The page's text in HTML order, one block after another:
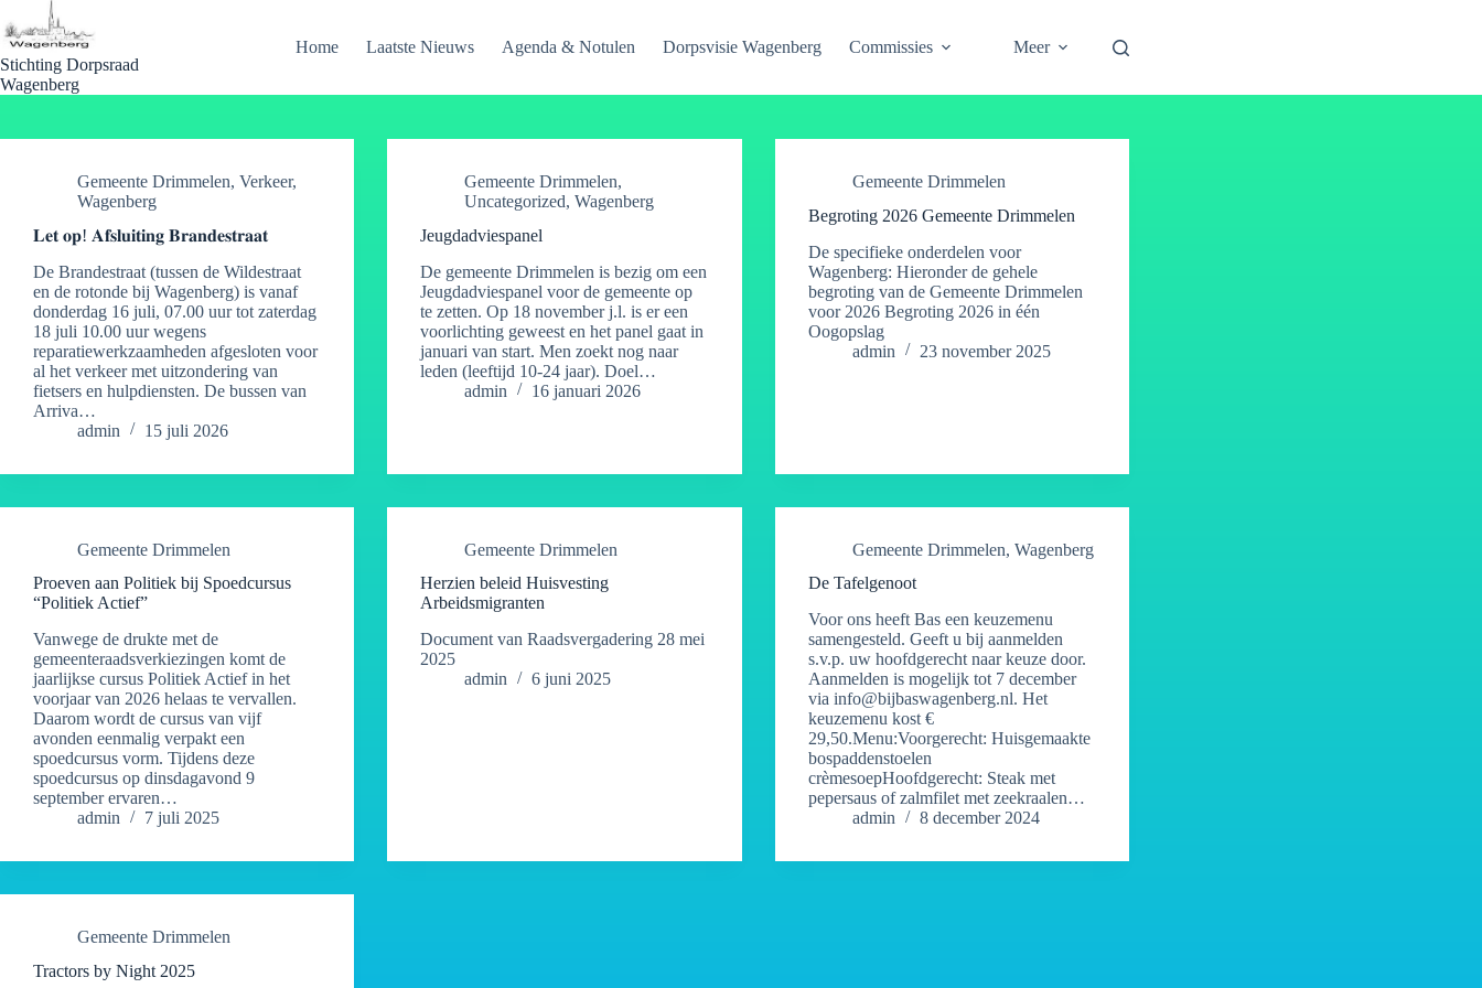
naar
de
inhoud
Stichting Dorpsraad
Wagenberg
Home Laatste Nieuws Agenda & Notulen Dorpsvisie Wagenberg Commissies Meer
Gemeente Drimmelen, Verkeer,
Wagenberg
𝐋𝐞𝐭 𝐨𝐩! 𝐀𝐟𝐬𝐥𝐮𝐢𝐭𝐢𝐧𝐠 𝐁𝐫𝐚𝐧𝐝𝐞𝐬𝐭𝐫𝐚𝐚𝐭
De Brandestraat (tussen de Wildestraat
en de rotonde bij Wagenberg) is vanaf
donderdag 16 juli, 07.00 uur tot zaterdag
18 juli 10.00 uur wegens
reparatiewerkzaamheden afgesloten voor
al het verkeer met uitzondering van
fietsers en hulpdiensten. De bussen van
Arriva…
admin
15 juli 2026
Gemeente Drimmelen,
Uncategorized,Wagenberg
Jeugdadviespanel
De gemeente Drimmelen is bezig om een
Jeugdadviespanel voor de gemeente op
te zetten. Op 18 november j.l. is er een
voorlichting geweest en het panel gaat in
januari van start. Men zoekt nog naar
leden (leeftijd 10-24 jaar). Doel…
admin
16 januari 2026
Gemeente Drimmelen
Begroting 2026 Gemeente Drimmelen
De specifieke onderdelen voor
Wagenberg: Hieronder de gehele
begroting van de Gemeente Drimmelen
voor 2026 Begroting 2026 in één
Oogopslag
admin
23 november 2025
Gemeente Drimmelen
Proeven aan Politiek bij Spoedcursus
“Politiek Actief”
Vanwege de drukte met de
gemeenteraadsverkiezingen komt de
jaarlijkse cursus Politiek Actief in het
voorjaar van 2026 helaas te vervallen.
Daarom wordt de cursus van vijf
avonden eenmalig verpakt een
spoedcursus vorm. Tijdens deze
spoedcursus op dinsdagavond 9
september ervaren…
admin
7 juli 2025
Gemeente Drimmelen
Herzien beleid Huisvesting
Arbeidsmigranten
Document van Raadsvergadering 28 mei
2025
admin
6 juni 2025
Gemeente Drimmelen, Wagenberg
De Tafelgenoot
Voor ons heeft Bas een keuzemenu
samengesteld. Geeft u bij aanmelden
s.v.p. uw hoofdgerecht naar keuze door.
Aanmelden is mogelijk tot 7 december
via info@bijbaswagenberg.nl. Het
keuzemenu kost €
29,50.Menu:Voorgerecht: Huisgemaakte
bospaddenstoelen
crèmesoepHoofdgerecht: Steak met
pepersaus of zalmfilet met zeekraalen…
admin
8 december 2024
Gemeente Drimmelen
Tractors by Night 2025